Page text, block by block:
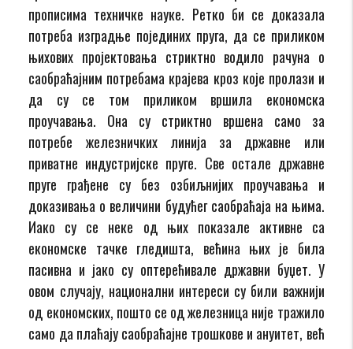
прописима техничке науке. Ретко би се доказала
потреба изградње појединих пруга, да се приликом
њихових пројектовања стриктно водило рачуна о
саобраћајним потребама крајева кроз које пролази и
да су се том приликом вршила економска
проучавања. Она су стриктно вршена само за
потребе железничких линија за државне или
приватне индустријске пруге. Све остале државне
пруге грађене су без озбиљнијих проучавања и
доказивања о величини будућег саобраћаја на њима.
Иако су се неке од њих показале активне са
економске тачке гледишта, већина њих је била
пасивна и јако су оптерећивале државни буџет. У
овом случају, национални интереси су били важнији
од економских, пошто се од железница није тражило
само да плаћају саобраћајне трошкове и ануитет, већ